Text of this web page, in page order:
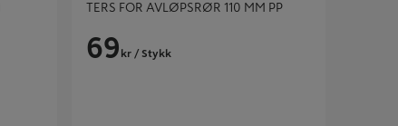
TERS FOR AVLØPSRØR 110 MM PP
69 kr / Stykk